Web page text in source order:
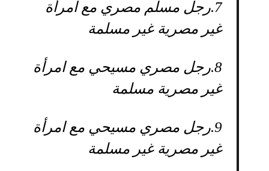
7. رجل مسلم مصري مع امرأة
غير مصرية غير مسلمة
8. رجل مصري مسيحي مع امرأة
غير مصرية مسلمة
9. رجل مصري مسيحي مع امرأة
غير مصرية غير مسلمة